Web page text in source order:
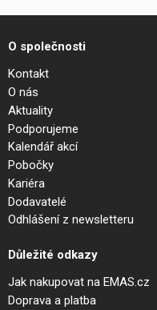
O společnosti
Kontakt
O nás
Aktuality
Podporujeme
Kalendář akcí
Pobočky
Kariéra
Dodavatelé
Odhlášení z newsletteru
Důležité odkazy
Jak nakupovat na EMAS.cz
Doprava a platba